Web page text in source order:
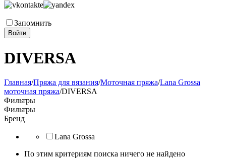
Запомнить
Войти
DIVERSA
Главная/Пряжа для вязания/Моточная пряжа/Lana Grossa
моточная пряжа/DIVERSA
Фильтры
Фильтры
Бренд
Lana Grossa
По этим критериям поиска ничего не найдено